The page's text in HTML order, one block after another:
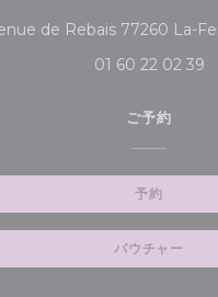
de Rebais 77260 La-
01 60 22 02 39
ご予約
予約
バウチャー